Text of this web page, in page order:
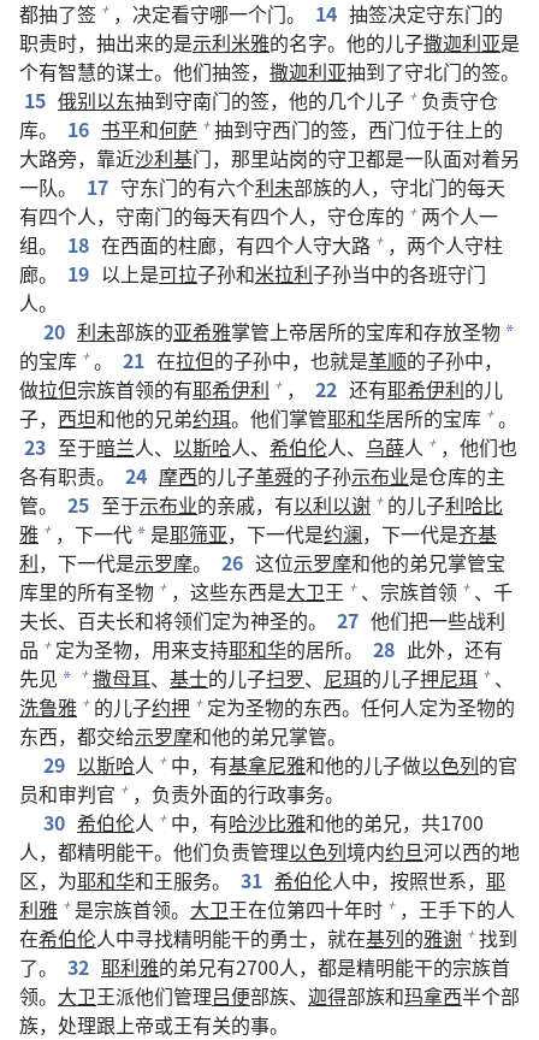
都抽了签 + ，决定看守哪一个门。 14 抽签决定守东门的
职责时，抽出来的是示利米雅的名字。他的儿子撒迦利亚是
个有智慧的谋士。他们抽签， 撒迦利亚抽到了守北门的签。
15 俄别以东抽到守南门的签，他的几个儿子 + 负责守仓
库。
16 书平和何萨 + 抽到守西门的签，西门位于往上的
大路旁，靠近沙利基门，那里站岗的守卫都是一队面对着另
一队。
17 守东门的有六个利未部族的人，守北门的每天
有四个人，守南门的每天有四个人，守仓库的 + 两个人一
组。
18 在西面的柱廊，有四个人守大路 + ，两个人守柱
廊。
19 以上是可拉子孙和米拉利子孙当中的各班守门
人。
20 利未部族的亚希雅掌管上帝居所的宝库和存放圣物 *
的宝库 + 。 21 在拉但的子孙中，也就是革顺的子孙中，
做拉但宗族首领的有耶希伊利 + ， 22 还有耶希伊利的儿
子， 西坦和他的兄弟约珥。他们掌管耶和华居所的宝库 + 。
23 至于暗兰人、 以斯哈人、 希伯伦人、 乌薛人 + ，他们也
各有职责。
24 摩西的儿子革舜的子孙示布业是仓库的主
管。
25 至于示布业的亲戚，有以利以谢 + 的儿子利哈比
雅 + ，下一代 * 是耶筛亚，下一代是约澜，下一代是齐基
利，下一代是示罗摩。 26 这位示罗摩和他的弟兄掌管宝
库里的所有圣物 + ，这些东西是大卫王 + 、宗族首领 + 、千
夫长、百夫长和将领们定为神圣的。
27 他们把一些战利
品 + 定为圣物，用来支持耶和华的居所。 28 此外，还有
先见 * + 撒母耳、 基士的儿子扫罗、 尼珥的儿子押尼珥 + 、
洗鲁雅 + 的儿子约押 + 定为圣物的东西。任何人定为圣物的
东西，都交给示罗摩和他的弟兄掌管。
29 以斯哈人 + 中，有基拿尼雅和他的儿子做以色列的官
员和审判官 + ，负责外面的行政事务。
30 希伯伦人 + 中，有哈沙比雅和他的弟兄，共1700
人，都精明能干。他们负责管理以色列境内约旦河以西的地
区，为耶和华和王服务。 31 希伯伦人中，按照世系， 耶
利雅 + 是宗族首领。 大卫王在位第四十年时 + ，王手下的人
在希伯伦人中寻找精明能干的勇士，就在基列的雅谢 + 找到
了。
32 耶利雅的弟兄有2700人，都是精明能干的宗族首
领。 大卫王派他们管理吕便部族、 迦得部族和玛拿西半个部
族，处理跟上帝或王有关的事。